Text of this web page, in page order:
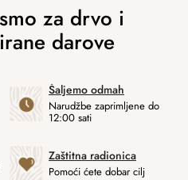
Šaljemo odmah
Narudžbe zaprimljene do
12:00 sati
Zaštitna radionica
Pomoći ćete dobar cilj